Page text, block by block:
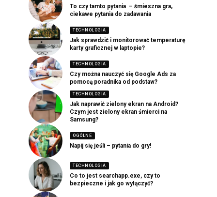
To czy tamto pytania – śmieszna gra,
ciekawe pytania do zadawania
TECHNOLOGIA
Jak sprawdzić i monitorować temperaturę
karty graficznej w laptopie?
TECHNOLOGIA
Czy można nauczyć się Google Ads za
pomocą poradnika od podstaw?
TECHNOLOGIA
Jak naprawić zielony ekran na Android?
Czym jest zielony ekran śmierci na
Samsung?
OGÓLNE
Napij się jeśli – pytania do gry!
TECHNOLOGIA
Co to jest searchapp.exe, czy to
bezpieczne i jak go wyłączyć?